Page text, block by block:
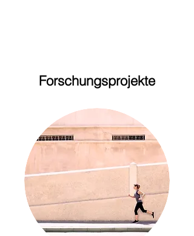
Forschungsprojekte